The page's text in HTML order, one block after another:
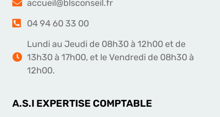
accueil@blsconseil.fr
04 94 60 33 00
Lundi au Jeudi de 08h30 à 12h00 et de
13h30 à 17h00, et le Vendredi de 08h30 à
12h00.
A.S.I EXPERTISE COMPTABLE